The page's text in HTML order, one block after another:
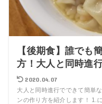
【後期食】誰でも
方！大人と同時進
2020.04.07
大人と同時進行でできて簡単
ンの作り方を紹介します！ 1.